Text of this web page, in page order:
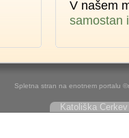
V našem
samostan
Spletna stran na enotnem portalu
Katoliška